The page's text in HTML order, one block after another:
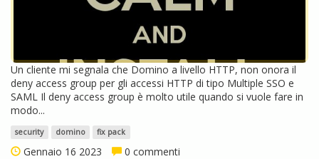
Un cliente mi segnala che Domino a livello HTTP, non onora il
deny access group per gli accessi HTTP di tipo Multiple SSO e
SAML Il deny access group è molto utile quando si vuole fare in
modo...
security domino fix pack
Gennaio 16 2023 0 commenti